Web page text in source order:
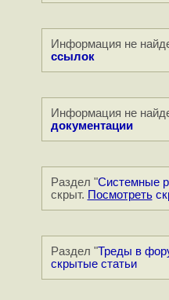
Информация не
ссылок
Информация не
документации
Раздел "Системные
скрыт. Посмотреть
Раздел "Треды в
скрытые статьи